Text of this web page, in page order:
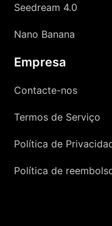
Seedream 4.0
Nano Banana
Empresa
Contacte-nos
Termos de Serviço
Política de
Política de